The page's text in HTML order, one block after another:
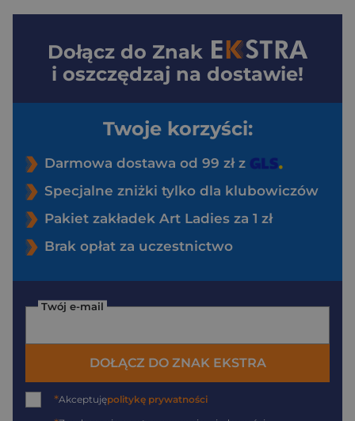
Dołącz do Znak
i oszczędzaj na dostawie!
Twoje korzyści:
Darmowa dostawa od 99 zł z
Specjalne zniżki tylko dla klubowiczów
Pakiet zakładek Art Ladies za 1 zł
Brak opłat za uczestnictwo
Twój e-mail
DOŁĄCZ DO ZNAK EKSTRA
*Akceptujępolitykę prywatności